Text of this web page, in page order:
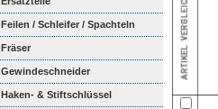
Feilen / Schleifer / Spachteln
Fräser
Gewindeschneider
Haken- & Stiftschlüssel